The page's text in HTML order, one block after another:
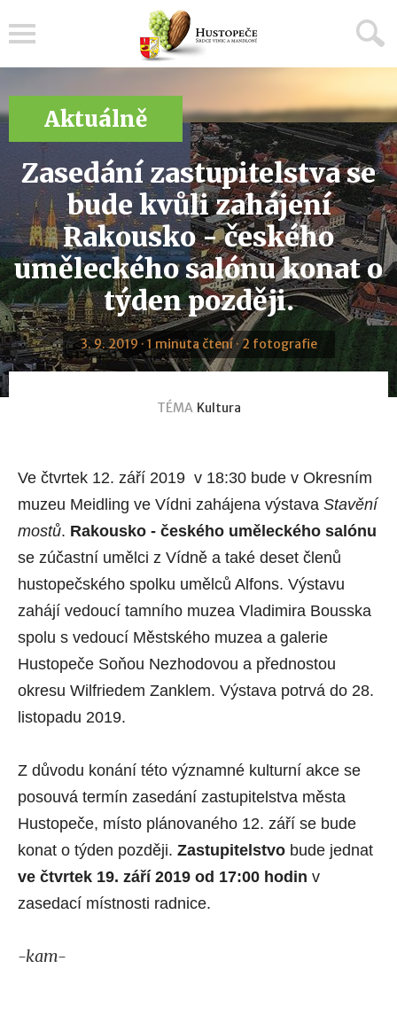
Aktuálně
Zasedání zastupitelstva se
bude kvůli zahájení
Rakousko - českého
uměleckého salónu konat o
týden později.
3. 9. 2019 · 1 minuta čtení · 2 fotografie
TÉMA Kultura
Ve čtvrtek 12. září 2019 v 18:30 bude v Okresním
muzeu Meidling ve Vídni zahájena výstava Stavění
mostů. Rakousko - českého uměleckého salónu
se zúčastní umělci z Vídně a také deset členů
hustopečského spolku umělců Alfons. Výstavu
zahájí vedoucí tamního muzea Vladimira Bousska
spolu s vedoucí Městského muzea a galerie
Hustopeče Soňou Nezhodovou a přednostou
okresu Wilfriedem Zanklem. Výstava potrvá do 28.
listopadu 2019.
Z důvodu konání této významné kulturní akce se
posouvá termín zasedání zastupitelstva města
Hustopeče, místo plánovaného 12. září se bude
konat o týden později. Zastupitelstvo bude jednat
ve čtvrtek 19. září 2019 od 17:00 hodin v
zasedací místnosti radnice.
-kam-